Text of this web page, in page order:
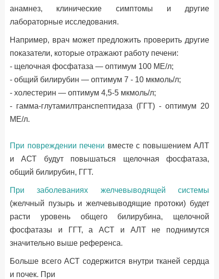
анамнез, клинические симптомы и другие
лабораторные исследования.
Например, врач может предложить проверить другие
показатели, которые отражают работу печени:
- щелочная фосфатаза — оптимум 100 МЕ/л;
- общий билирубин — оптимум 7 - 10 мкмоль/л;
- холестерин — оптимум 4,5-5 мкмоль/л;
- гамма-глутамилтранспептидаза (ГГТ) - оптимум 20
МЕ/л.
При повреждении печени вместе с повышением АЛТ
и АСТ будут повышаться щелочная фосфатаза,
общий билирубин, ГГТ.
При заболеваниях желчевыводящей системы
(желчный пузырь и желчевыводящие протоки) будет
расти уровень общего билирубина, щелочной
фосфатазы и ГГТ, а АСТ и АЛТ не поднимутся
значительно выше референса.
Больше всего АСТ содержится внутри тканей сердца
и почек. При